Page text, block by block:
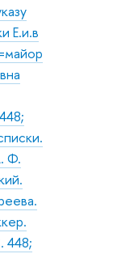
Е.и.в
Ф.
448;